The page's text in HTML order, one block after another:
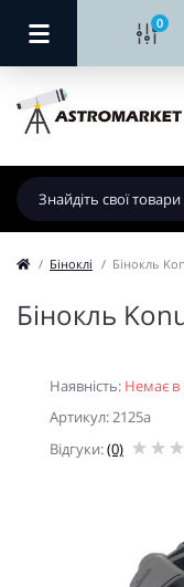
0
Біноклі Бінокль
Бінокль
Наявність: Немає в
Артикул: 2125a
Відгуки:(0)